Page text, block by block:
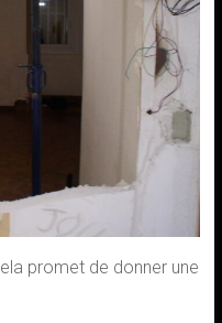
promet de donner une